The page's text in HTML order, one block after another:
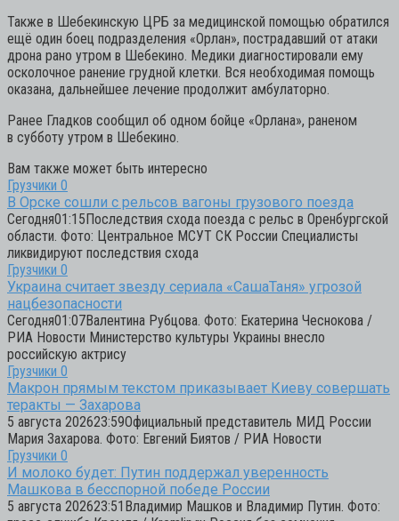
Также в Шебекинскую ЦРБ за медицинской помощью обратился
ещё один боец подразделения «Орлан», пострадавший от атаки
дрона рано утром в Шебекино. Медики диагностировали ему
осколочное ранение грудной клетки. Вся необходимая помощь
оказана, дальнейшее лечение продолжит амбулаторно.
Ранее Гладков сообщил об одном бойце «Орлана», раненом
в субботу утром в Шебекино.
Вам также может быть интересно
Грузчики 0
В Орске сошли с рельсов вагоны грузового поезда
Сегодня01:15Последствия схода поезда с рельс в Оренбургской
области. Фото: Центральное МСУТ СК России Специалисты
ликвидируют последствия схода
Грузчики 0
Украина считает звезду сериала «СашаТаня» угрозой
нацбезопасности
Сегодня01:07Валентина Рубцова. Фото: Екатерина Чеснокова /
РИА Новости Министерство культуры Украины внесло
российскую актрису
Грузчики 0
Макрон прямым текстом приказывает Киеву совершать
теракты — Захарова
5 августа 202623:59Официальный представитель МИД России
Мария Захарова. Фото: Евгений Биятов / РИА Новости
Грузчики 0
И молоко будет: Путин поддержал уверенность
Машкова в бесспорной победе России
5 августа 202623:51Владимир Машков и Владимир Путин. Фото: